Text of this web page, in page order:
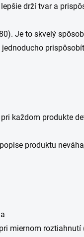
drží tvar a
Je to skvelý
každom produkte
produktu
roztiahnutí